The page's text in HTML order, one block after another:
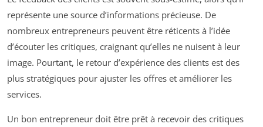
représente une source d’informations précieuse. De
nombreux entrepreneurs peuvent être réticents à l’idée
d’écouter les critiques, craignant qu’elles ne nuisent à leur
image. Pourtant, le retour d’expérience des clients est des
plus stratégiques pour ajuster les offres et améliorer les
services.
Un bon entrepreneur doit être prêt à recevoir des critiques